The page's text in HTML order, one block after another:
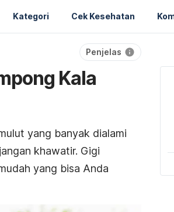
Kategori Cek Kesehatan
Penjelas
Kala
yang banyak dialami
khawatir. Gigi
yang bisa Anda